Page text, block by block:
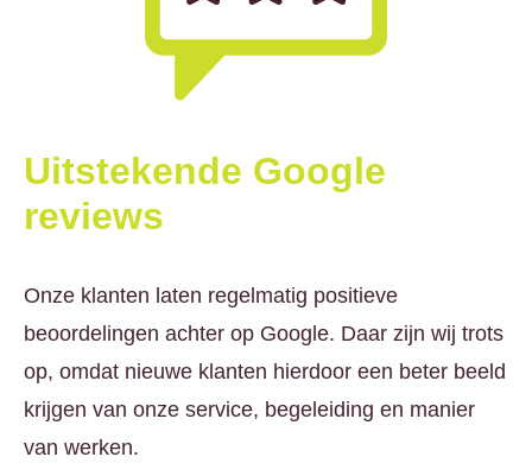
Uitstekende Google
reviews
Onze klanten laten regelmatig positieve
beoordelingen achter op Google. Daar zijn wij trots
op, omdat nieuwe klanten hierdoor een beter beeld
krijgen van onze service, begeleiding en manier
van werken.